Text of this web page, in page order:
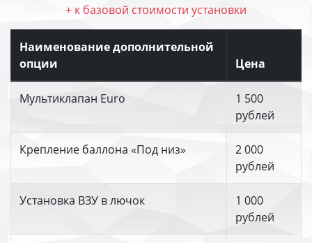
+ к базовой стоимости установки
Наименование дополнительной
опции
Цена
Мультиклапан Euro
1 500
рублей
Крепление баллона «Под низ»
2 000
рублей
Установка ВЗУ в лючок
1 000
рублей